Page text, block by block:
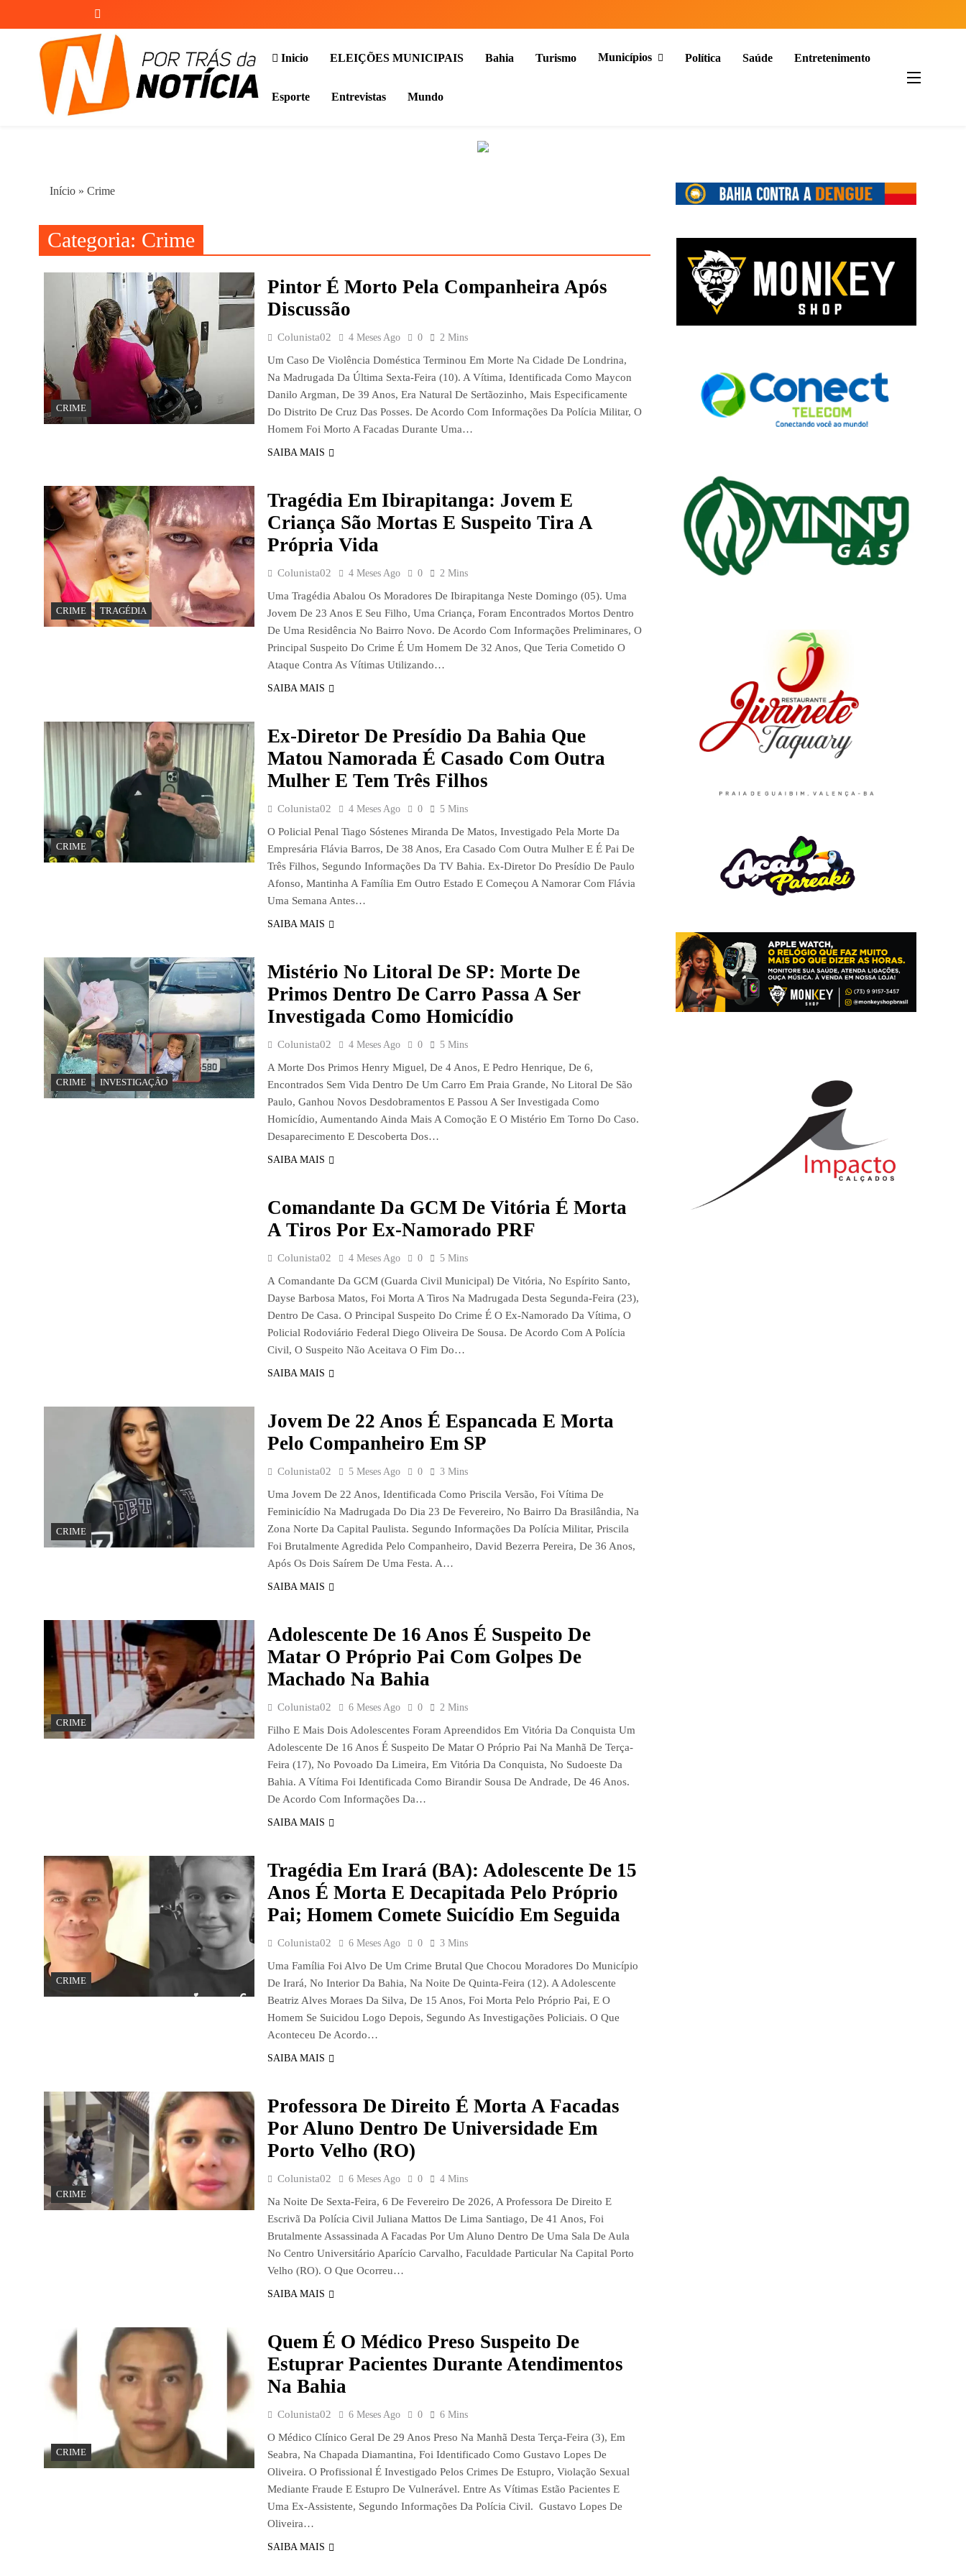
Inicio ELEIÇÕES MUNICIPAIS Bahia Turismo Municípios Política Saúde Entretenimento
Esporte Entrevistas Mundo
Início » Crime
Categoria: Crime
CRIME
Pintor É Morto Pela Companheira Após
Discussão
Colunista02 4 Meses Ago 0
2 Mins
Um Caso De Violência Doméstica Terminou Em Morte Na Cidade De Londrina,
Na Madrugada Da Última Sexta-Feira (10). A Vítima, Identificada Como Maycon
Danilo Argman, De 39 Anos, Era Natural De Sertãozinho, Mais Especificamente
Do Distrito De Cruz Das Posses. De Acordo Com Informações Da Polícia Militar, O
Homem Foi Morto A Facadas Durante Uma…
SAIBA MAIS
CRIME TRAGÉDIA
Tragédia Em Ibirapitanga: Jovem E
Criança São Mortas E Suspeito Tira A
Própria Vida
Colunista02 4 Meses Ago 0
2 Mins
Uma Tragédia Abalou Os Moradores De Ibirapitanga Neste Domingo (05). Uma
Jovem De 23 Anos E Seu Filho, Uma Criança, Foram Encontrados Mortos Dentro
De Uma Residência No Bairro Novo. De Acordo Com Informações Preliminares, O
Principal Suspeito Do Crime É Um Homem De 32 Anos, Que Teria Cometido O
Ataque Contra As Vítimas Utilizando…
SAIBA MAIS
CRIME
Ex-Diretor De Presídio Da Bahia Que
Matou Namorada É Casado Com Outra
Mulher E Tem Três Filhos
Colunista02 4 Meses Ago 0
5 Mins
O Policial Penal Tiago Sóstenes Miranda De Matos, Investigado Pela Morte Da
Empresária Flávia Barros, De 38 Anos, Era Casado Com Outra Mulher E É Pai De
Três Filhos, Segundo Informações Da TV Bahia. Ex-Diretor Do Presídio De Paulo
Afonso, Mantinha A Família Em Outro Estado E Começou A Namorar Com Flávia
Uma Semana Antes…
SAIBA MAIS
CRIME INVESTIGAÇÃO
Mistério No Litoral De SP: Morte De
Primos Dentro De Carro Passa A Ser
Investigada Como Homicídio
Colunista02 4 Meses Ago 0
5 Mins
A Morte Dos Primos Henry Miguel, De 4 Anos, E Pedro Henrique, De 6,
Encontrados Sem Vida Dentro De Um Carro Em Praia Grande, No Litoral De São
Paulo, Ganhou Novos Desdobramentos E Passou A Ser Investigada Como
Homicídio, Aumentando Ainda Mais A Comoção E O Mistério Em Torno Do Caso.
Desaparecimento E Descoberta Dos…
SAIBA MAIS
Comandante Da GCM De Vitória É Morta
A Tiros Por Ex-Namorado PRF
Colunista02 4 Meses Ago 0
5 Mins
A Comandante Da GCM (Guarda Civil Municipal) De Vitória, No Espírito Santo,
Dayse Barbosa Matos, Foi Morta A Tiros Na Madrugada Desta Segunda-Feira (23),
Dentro De Casa. O Principal Suspeito Do Crime É O Ex-Namorado Da Vítima, O
Policial Rodoviário Federal Diego Oliveira De Sousa. De Acordo Com A Polícia
Civil, O Suspeito Não Aceitava O Fim Do…
SAIBA MAIS
CRIME
Jovem De 22 Anos É Espancada E Morta
Pelo Companheiro Em SP
Colunista02 5 Meses Ago 0
3 Mins
Uma Jovem De 22 Anos, Identificada Como Priscila Versão, Foi Vítima De
Feminicídio Na Madrugada Do Dia 23 De Fevereiro, No Bairro Da Brasilândia, Na
Zona Norte Da Capital Paulista. Segundo Informações Da Polícia Militar, Priscila
Foi Brutalmente Agredida Pelo Companheiro, David Bezerra Pereira, De 36 Anos,
Após Os Dois Saírem De Uma Festa. A…
SAIBA MAIS
CRIME
Adolescente De 16 Anos É Suspeito De
Matar O Próprio Pai Com Golpes De
Machado Na Bahia
Colunista02 6 Meses Ago 0
2 Mins
Filho E Mais Dois Adolescentes Foram Apreendidos Em Vitória Da Conquista Um
Adolescente De 16 Anos É Suspeito De Matar O Próprio Pai Na Manhã De Terça-
Feira (17), No Povoado Da Limeira, Em Vitória Da Conquista, No Sudoeste Da
Bahia. A Vítima Foi Identificada Como Birandir Sousa De Andrade, De 46 Anos.
De Acordo Com Informações Da…
SAIBA MAIS
CRIME
Tragédia Em Irará (BA): Adolescente De 15
Anos É Morta E Decapitada Pelo Próprio
Pai; Homem Comete Suicídio Em Seguida
Colunista02 6 Meses Ago 0
3 Mins
Uma Família Foi Alvo De Um Crime Brutal Que Chocou Moradores Do Município
De Irará, No Interior Da Bahia, Na Noite De Quinta-Feira (12). A Adolescente
Beatriz Alves Moraes Da Silva, De 15 Anos, Foi Morta Pelo Próprio Pai, E O
Homem Se Suicidou Logo Depois, Segundo As Investigações Policiais. O Que
Aconteceu De Acordo…
SAIBA MAIS
CRIME
Professora De Direito É Morta A Facadas
Por Aluno Dentro De Universidade Em
Porto Velho (RO)
Colunista02 6 Meses Ago 0
4 Mins
Na Noite De Sexta-Feira, 6 De Fevereiro De 2026, A Professora De Direito E
Escrivã Da Polícia Civil Juliana Mattos De Lima Santiago, De 41 Anos, Foi
Brutalmente Assassinada A Facadas Por Um Aluno Dentro De Uma Sala De Aula
No Centro Universitário Aparício Carvalho, Faculdade Particular Na Capital Porto
Velho (RO). O Que Ocorreu…
SAIBA MAIS
CRIME
Quem É O Médico Preso Suspeito De
Estuprar Pacientes Durante Atendimentos
Na Bahia
Colunista02 6 Meses Ago 0
6 Mins
O Médico Clínico Geral De 29 Anos Preso Na Manhã Desta Terça-Feira (3), Em
Seabra, Na Chapada Diamantina, Foi Identificado Como Gustavo Lopes De
Oliveira. O Profissional É Investigado Pelos Crimes De Estupro, Violação Sexual
Mediante Fraude E Estupro De Vulnerável. Entre As Vítimas Estão Pacientes E
Uma Ex-Assistente, Segundo Informações Da Polícia Civil. Gustavo Lopes De
Oliveira…
SAIBA MAIS